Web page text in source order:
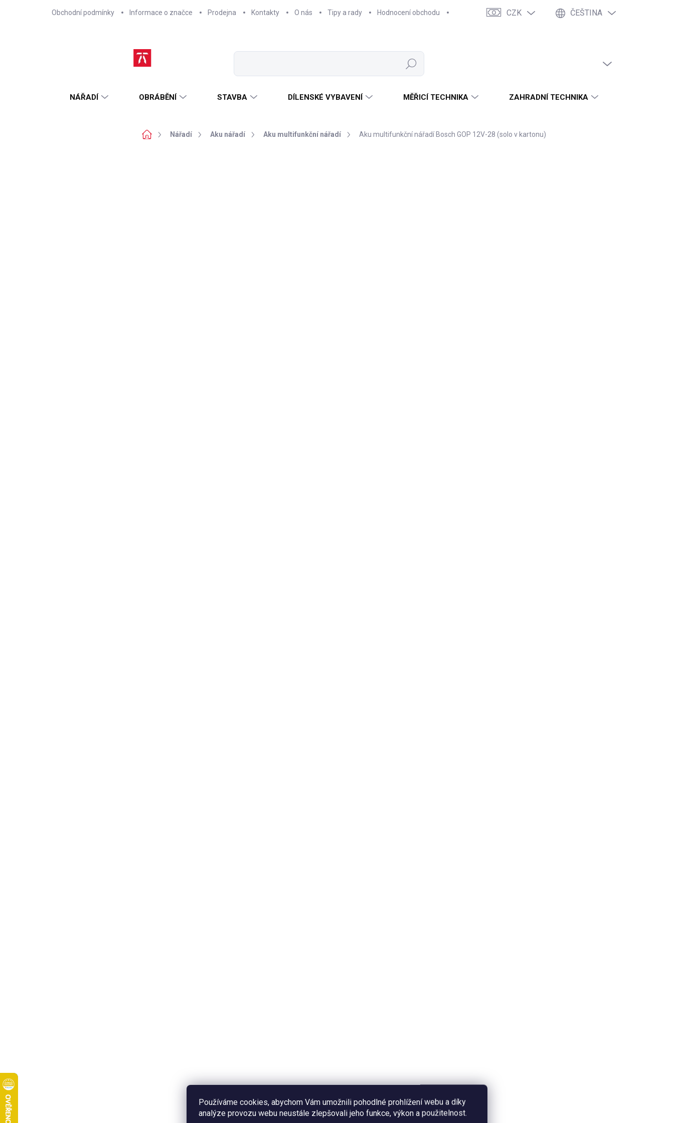
Používáme cookies, abychom Vám umožnili pohodlné prohlížení webu a díky
analýze provozu webu neustále zlepšovali jeho funkce, výkon a použitelnost.
Obchodní podmínky Informace o značce Prodejna Kontakty O nás Tipy a rady Hodnocení obchodu Servis nářadí / poptávka dílů Zásady ochrany osobních údajů
CZK ČEŠTINA
Hledat
NÁŘADÍ OBRÁBĚNÍ STAVBA DÍLENSKÉ VYBAVENÍ MĚŘICÍ TECHNIKA ZAHRADNÍ TECHNIKA
DomůNářadí Aku nářadí Aku multifunkční nářadí Aku multifunkční nářadí Bosch GOP 12V-28 (solo v kartonu)